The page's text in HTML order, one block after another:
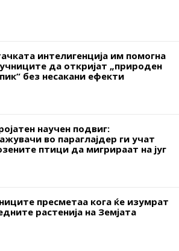
интелигенција им помогна
да откријат „природен
без несакани ефекти
научен подвиг:
во параглајдер ги учат
птици да мигрираат на југ
пресметаа кога ќе изумрат
растенија на Земјата